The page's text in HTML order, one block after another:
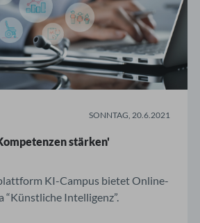
SONNTAG, 20.6.2021
stärken'
KI-Campus bietet Online-
“Künstliche Intelligenz”.